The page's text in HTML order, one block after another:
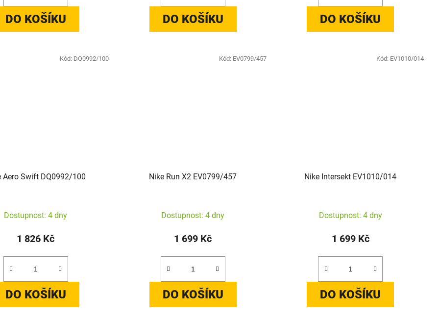
DO KOŠÍKU DO KOŠÍKU DO KOŠÍKU
Aero Swift DQ0992/100
Dostupnost: 4 dny
1 826 Kč
DO KOŠÍKU
Kód: DQ0992/100
Nike Run X2 EV0799/457
Dostupnost: 4 dny
1 699 Kč
DO KOŠÍKU
Kód: EV0799/457
Nike Intersekt EV1010/014
Dostupnost: 4 dny
1 699 Kč
DO KOŠÍKU
Kód: EV1010/014